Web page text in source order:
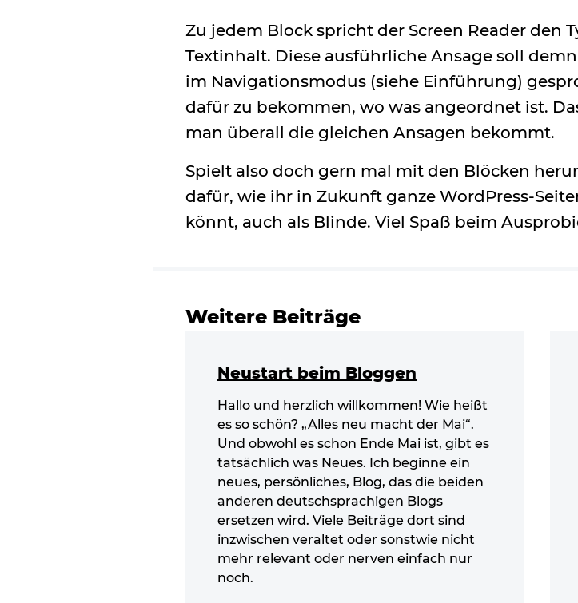
Zu jedem Block spricht der Screen Reader den
Textinhalt. Diese ausführliche Ansage soll
im Navigationsmodus (siehe Einführung)
dafür zu bekommen, wo was angeordnet ist.
man überall die gleichen Ansagen bekommt.
Spielt also doch gern mal mit den Blöcken
dafür, wie ihr in Zukunft ganze WordPress-
könnt, auch als Blinde. Viel Spaß beim
Weitere Beiträge
Neustart beim Bloggen
Hallo und herzlich willkommen! Wie heißt
es so schön? „Alles neu macht der Mai“.
Und obwohl es schon Ende Mai ist, gibt es
tatsächlich was Neues. Ich beginne ein
neues, persönliches, Blog, das die beiden
anderen deutschsprachigen Blogs
ersetzen wird. Viele Beiträge dort sind
inzwischen veraltet oder sonstwie nicht
mehr relevant oder nerven einfach nur
noch.